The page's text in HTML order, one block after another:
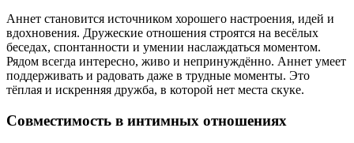
Аннет становится источником хорошего настроения, идей и
вдохновения. Дружеские отношения строятся на весёлых
беседах, спонтанности и умении наслаждаться моментом.
Рядом всегда интересно, живо и непринуждённо. Аннет умеет
поддерживать и радовать даже в трудные моменты. Это
тёплая и искренняя дружба, в которой нет места скуке.
Совместимость в интимных отношениях